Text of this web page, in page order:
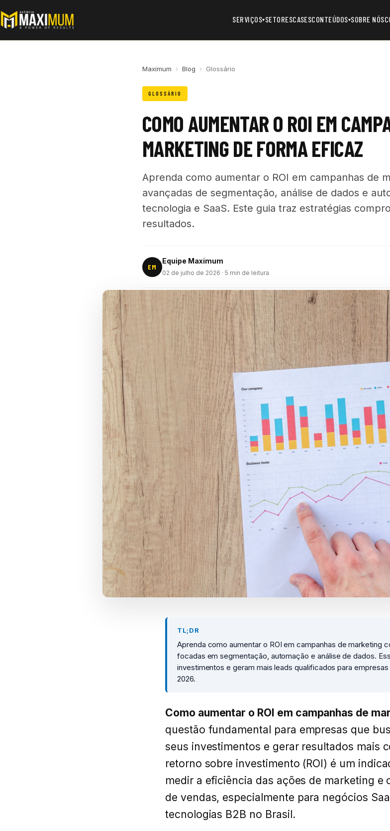
SERVIÇOS▾SETORESCASESCONTEÚDOS▾SOBRE NÓS
Maximum › Blog › Glossário
GLOSSÁRIO
COMO AUMENTAR O ROI EM
MARKETING DE FORMA EFICAZ
Aprenda como aumentar o ROI em campanhas de
avançadas de segmentação, análise de dados e
tecnologia e SaaS. Este guia traz estratégias
resultados.
EM
Equipe Maximum
02 de julho de 2026 · 5 min de leitura
TL;DR
Aprenda como aumentar o ROI em campanhas de marketing
focadas em segmentação, automação e análise de dados.
investimentos e geram mais leads qualificados para
2026.
Como aumentar o ROI em campanhas de
questão fundamental para empresas que
seus investimentos e gerar resultados mais
retorno sobre investimento (ROI) é um
medir a eficiência das ações de marketing e
de vendas, especialmente para negócios
tecnologias B2B no Brasil.